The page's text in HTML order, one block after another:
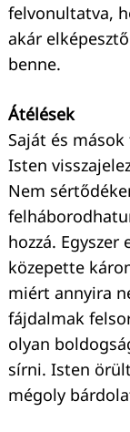
felvonultatva,
akár
benne.
Átélések
Saját és
Isten
Nem
hozzá.
közepette
miért annyira
fájdalmak
olyan
sírni. Isten
mégoly